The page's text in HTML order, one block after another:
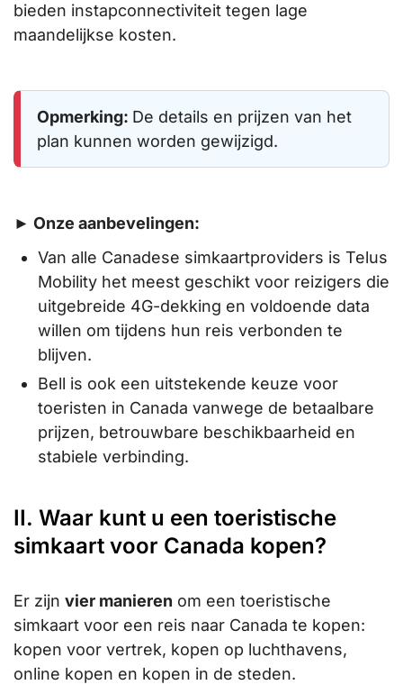
bieden instapconnectiviteit tegen lage
maandelijkse kosten.
Opmerking: De details en prijzen van het
plan kunnen worden gewijzigd.
► Onze aanbevelingen:
Van alle Canadese simkaartproviders is Telus
Mobility het meest geschikt voor reizigers die
uitgebreide 4G-dekking en voldoende data
willen om tijdens hun reis verbonden te
blijven.
Bell is ook een uitstekende keuze voor
toeristen in Canada vanwege de betaalbare
prijzen, betrouwbare beschikbaarheid en
stabiele verbinding.
II. Waar kunt u een toeristische
simkaart voor Canada kopen?
Er zijn vier manieren om een toeristische
simkaart voor een reis naar Canada te kopen:
kopen voor vertrek, kopen op luchthavens,
online kopen en kopen in de steden.